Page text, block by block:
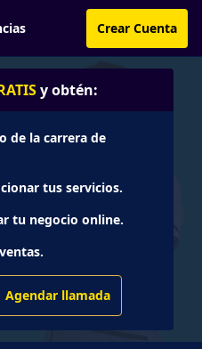
Crear Cuenta
y obtén:
de la carrera de
tus servicios.
tu negocio online.
Agendar llamada